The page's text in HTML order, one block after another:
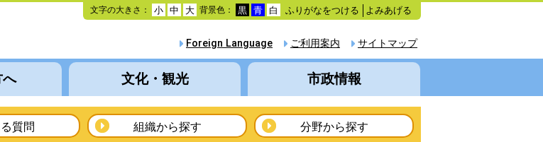
本
文
動
文字の大きさ： 小 中 大 背景色： 黒 青 白 ふりがなをつける よみあげる
サイトマップ
ご利用案内
Foreign Language
文化・観光 市政情報
質問 組織から探す 分野から探す